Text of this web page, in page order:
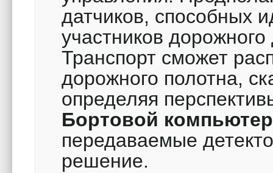
датчиков, способных
участников
Транспорт сможет
дорожного полотна,
определяя
Бортовой компьютер
передаваемые
решение.